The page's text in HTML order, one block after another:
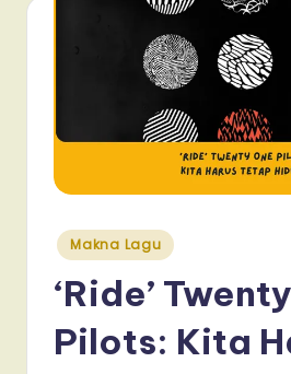
Posted
in
Makna Lagu
‘Ride’
Pilots: Kita